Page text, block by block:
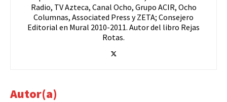
Radio, TV Azteca, Canal Ocho, Grupo ACIR, Ocho
Columnas, Associated Press y ZETA; Consejero
Editorial en Mural 2010-2011. Autor del libro Rejas
Rotas.
Autor(a)